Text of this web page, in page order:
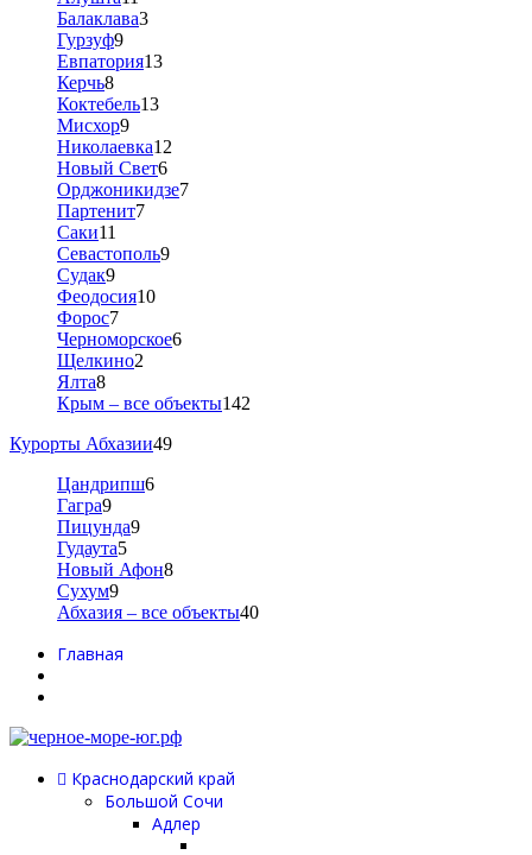
Балаклава3
Гурзуф9
Евпатория13
Керчь8
Коктебель13
Мисхор9
Николаевка12
Новый Свет6
Орджоникидзе7
Партенит7
Саки11
Севастополь9
Судак9
Феодосия10
Форос7
Черноморское6
Щелкино2
Ялта8
Крым – все объекты142
Курорты Абхазии49
Цандрипш6
Гагра9
Пицунда9
Гудаута5
Новый Афон8
Сухум9
Абхазия – все объекты40
Главная
Краснодарский край
Большой Сочи
Адлер